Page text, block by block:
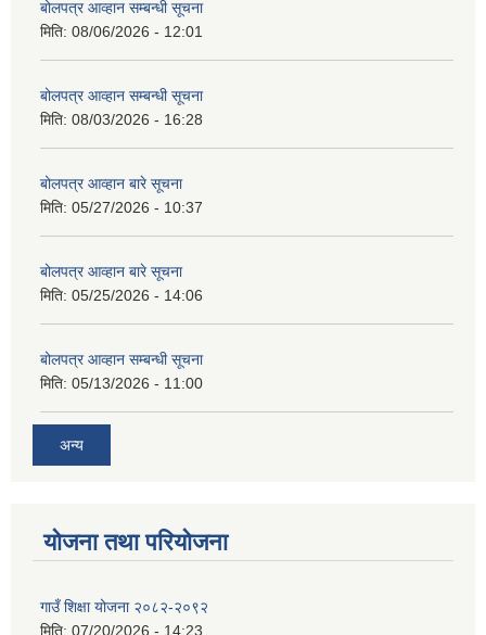
बोलपत्र आव्हान सम्बन्धी सूचना
मिति: 08/06/2026 - 12:01
बोलपत्र आव्हान सम्बन्धी सूचना
मिति: 08/03/2026 - 16:28
बोलपत्र आव्हान बारे सूचना
मिति: 05/27/2026 - 10:37
बोलपत्र आव्हान बारे सूचना
मिति: 05/25/2026 - 14:06
बोलपत्र आव्हान सम्बन्धी सूचना
मिति: 05/13/2026 - 11:00
अन्य
योजना तथा परियोजना
गाउँ शिक्षा योजना २०८२-२०९२
मिति: 07/20/2026 - 14:23